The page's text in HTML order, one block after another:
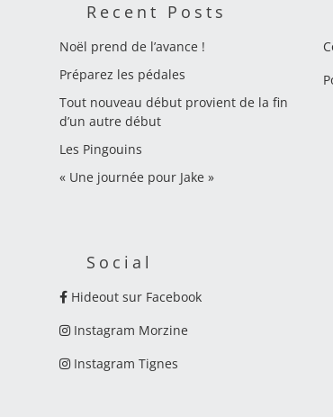
Recent Posts
Noël prend de l’avance !
Préparez les pédales
Tout nouveau début provient de la fin
d’un autre début
Les Pingouins
« Une journée pour Jake »
Social
Hideout sur Facebook
Instagram Morzine
Instagram Tignes